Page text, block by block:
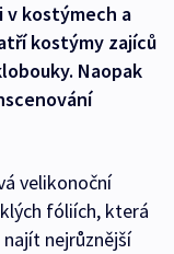
v kostýmech a
kostýmy zajíců
Naopak
velikonoční
fóliích, která
nejrůznější